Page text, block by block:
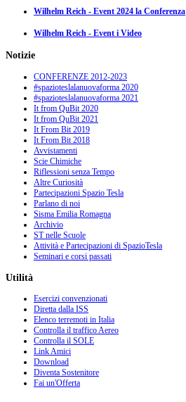
Wilhelm Reich - Event 2024 la Conferenza
Wilhelm Reich - Event i Video
Notizie
CONFERENZE 2012-2023
#spazioteslalanuovaforma 2020
#spazioteslalanuovaforma 2021
It from QuBit 2020
It from QuBit 2021
It From Bit 2019
It From Bit 2018
Avvistamenti
Scie Chimiche
Riflessioni senza Tempo
Altre Curiosità
Partecipazioni Spazio Tesla
Parlano di noi
Sisma Emilia Romagna
Archivio
ST nelle Scuole
Attività e Partecipazioni di SpazioTesla
Seminari e corsi passati
Utilità
Esercizi convenzionati
Diretta dalla ISS
Elenco terremoti in Italia
Controlla il traffico Aereo
Controlla il SOLE
Link Amici
Download
Diventa Sostenitore
Fai un'Offerta